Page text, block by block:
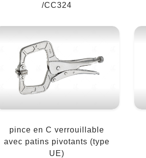
/CC324
pince en C verrouillable
avec patins pivotants (type
UE)